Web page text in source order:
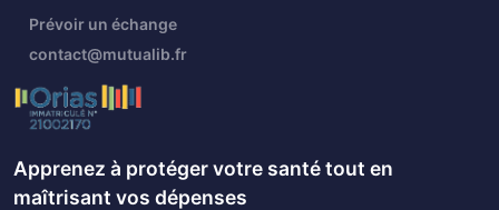
Prévoir un échange
contact@mutualib.fr
Apprenez à protéger votre santé tout en
maîtrisant vos dépenses